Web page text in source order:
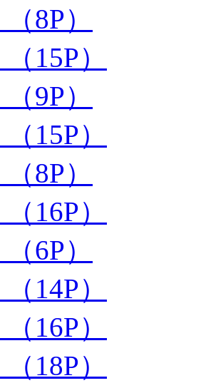
（8P）
（15P）
（9P）
（15P）
（8P）
（16P）
（6P）
（14P）
（16P）
（18P）